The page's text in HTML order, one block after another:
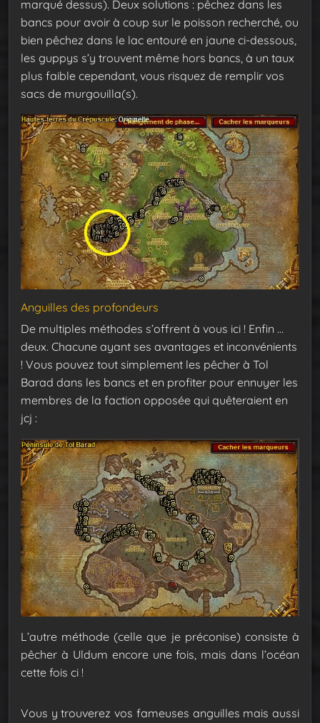
marqué dessus). Deux solutions : pêchez dans les
bancs pour avoir à coup sur le poisson recherché, ou
bien pêchez dans le lac entouré en jaune ci-dessous,
les guppys s’y trouvent même hors bancs, à un taux
plus faible cependant, vous risquez de remplir vos
sacs de murgouilla(s).
Anguilles des profondeurs
De multiples méthodes s’offrent à vous ici ! Enfin …
deux. Chacune ayant ses avantages et inconvénients
! Vous pouvez tout simplement les pêcher à Tol
Barad dans les bancs et en profiter pour ennuyer les
membres de la faction opposée qui quêteraient en
jcj :
L’autre méthode (celle que je préconise) consiste à
pêcher à Uldum encore une fois, mais dans l’océan
cette fois ci !
Vous y trouverez vos fameuses anguilles mais aussi